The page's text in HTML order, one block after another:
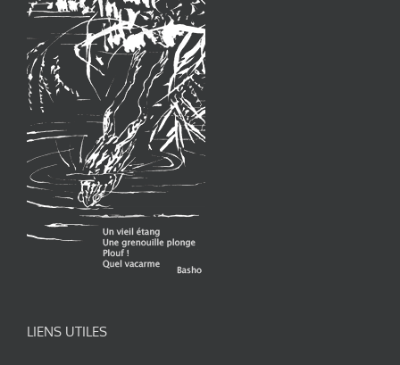
LIENS UTILES